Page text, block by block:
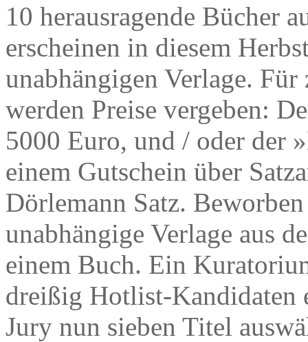
10 herausragende Bücher
erscheinen in diesem
unabhängigen Verlage.
werden Preise vergeben:
5000 Euro, und / oder der
einem Gutschein über
Dörlemann Satz.
unabhängige Verlage aus
einem Buch. Ein
dreißig Hotlist-Kandidaten
Jury nun sieben Titel